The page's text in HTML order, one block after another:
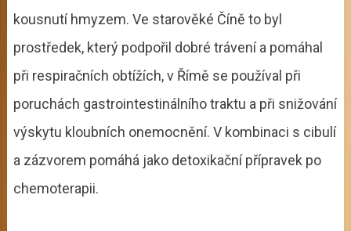
kousnutí hmyzem. Ve starověké Číně to byl
prostředek, který podpořil dobré trávení a pomáhal
při respiračních obtížích, v Římě se používal při
poruchách gastrointestinálního traktu a při snižování
výskytu kloubních onemocnění. V kombinaci s cibulí
a zázvorem pomáhá jako detoxikační přípravek po
chemoterapii.